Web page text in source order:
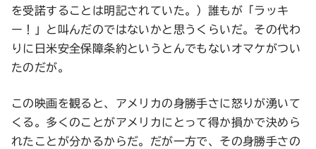
を受諾することは明記されていた。）誰もが「ラッキ
ー！」と叫んだのではないかと思うくらいだ。その代わ
りに日米安全保障条約というとんでもないオマケがつい
たのだが。
この映画を観ると、アメリカの身勝手さに怒りが湧いて
くる。多くのことがアメリカにとって得か損かで決めら
れたことが分かるからだ。だが一方で、その身勝手さの